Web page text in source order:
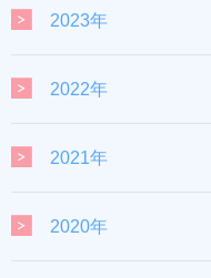
2023年
2022年
2021年
2020年